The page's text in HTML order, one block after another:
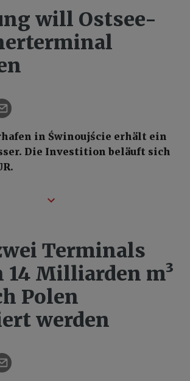
will Ostsee-
in Świnoujście erhält ein
Die Investition beläuft sich
Terminals
14 Milliarden m³
Polen
werden